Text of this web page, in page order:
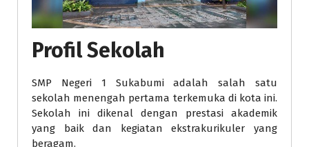
Profil Sekolah
SMP Negeri 1 Sukabumi adalah salah satu
sekolah menengah pertama terkemuka di kota ini.
Sekolah ini dikenal dengan prestasi akademik
yang baik dan kegiatan ekstrakurikuler yang
beragam.